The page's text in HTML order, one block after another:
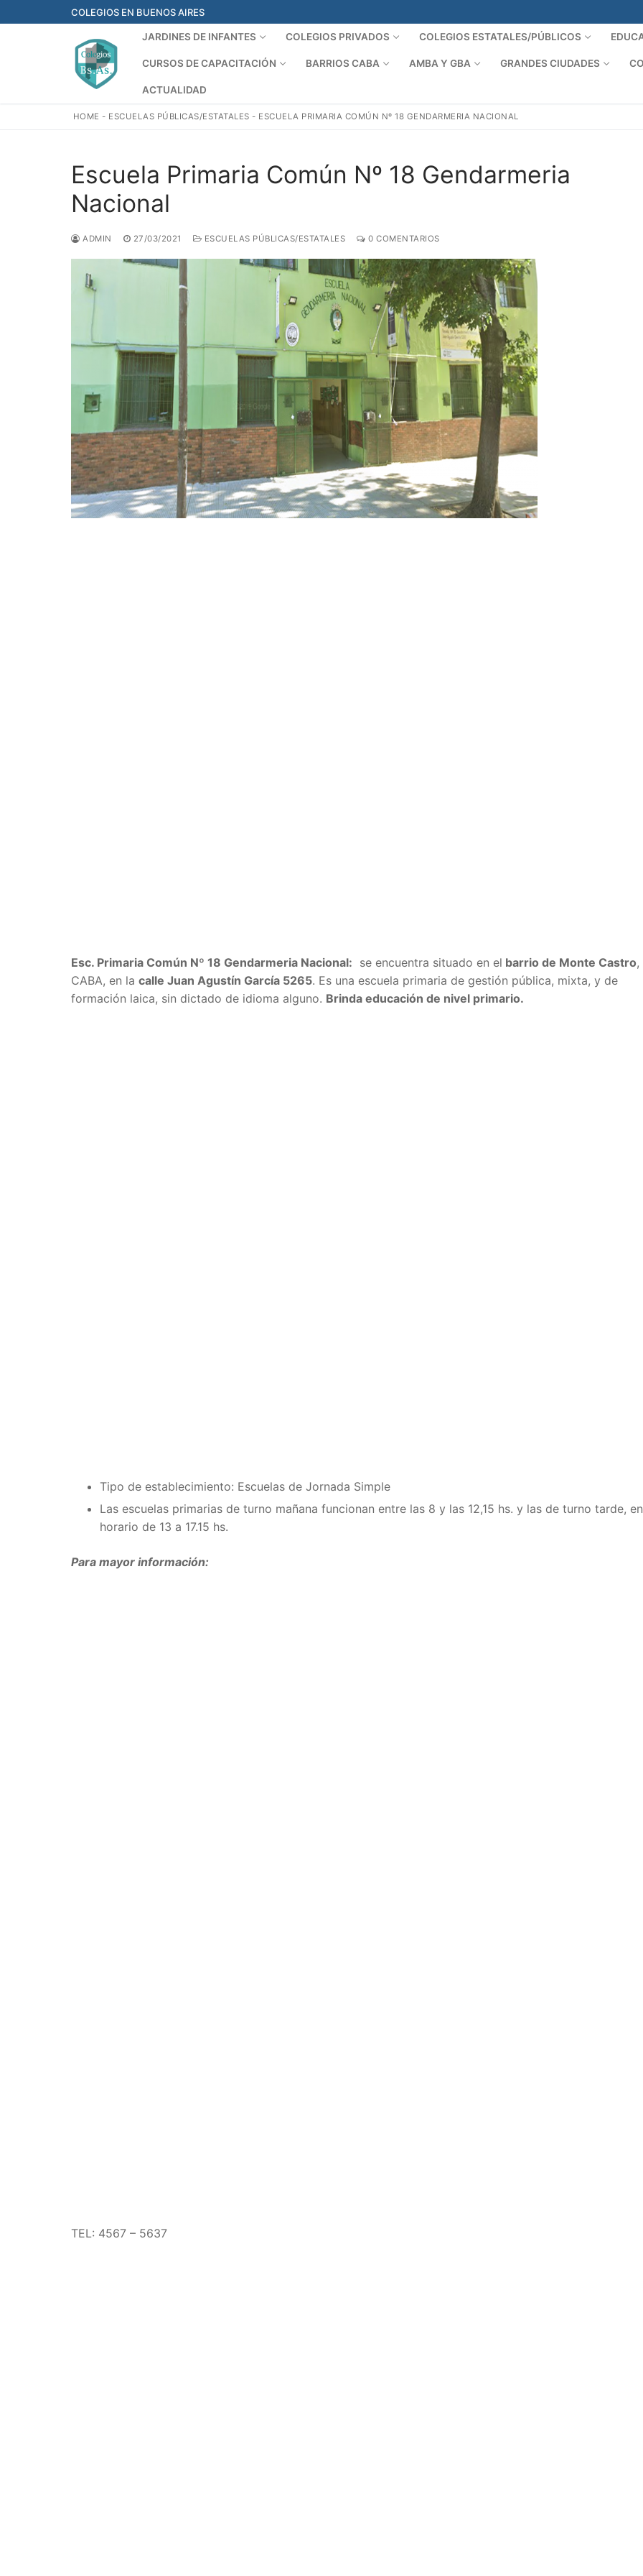
al
COLEGIOS EN BUENOS AIRES
JARDINES DE INFANTES COLEGIOS PRIVADOS COLEGIOS ESTATALES/PÚBLICOS
CURSOS DE CAPACITACIÓN BARRIOS CABA AMBA Y GBA GRANDES CIUDADES
ACTUALIDAD
HOME - ESCUELAS PÚBLICAS/ESTATALES - ESCUELA PRIMARIA COMÚN Nº 18 GENDARMERIA NACIONAL
Escuela Primaria Común Nº 18 Gendarmeria
Nacional
ADMIN 27/03/2021 ESCUELAS PÚBLICAS/ESTATALES 0 COMENTARIOS
Esc. Primaria Común Nº 18 Gendarmeria Nacional: se encuentra situado en el barrio de Monte Castro,
CABA, en la calle Juan Agustín García 5265. Es una escuela primaria de gestión pública, mixta, y de
formación laica, sin dictado de idioma alguno. Brinda educación de nivel primario.
Tipo de establecimiento: Escuelas de Jornada Simple
Las escuelas primarias de turno mañana funcionan entre las 8 y las 12,15 hs. y las de turno tarde,
horario de 13 a 17.15 hs.
Para mayor información:
TEL: 4567 – 5637